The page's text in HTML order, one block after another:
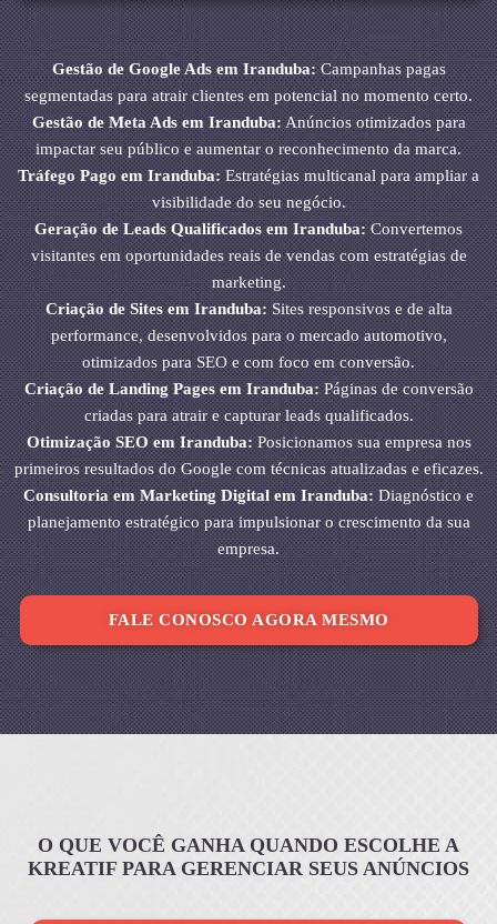
Gestão de Google Ads em Iranduba:Campanhas pagas
segmentadas para atrair clientes em potencial no momento certo.
Gestão de Meta Ads em Iranduba:Anúncios otimizados para
impactar seu público e aumentar o reconhecimento da marca.
Tráfego Pago em Iranduba:Estratégias multicanal para ampliar a
visibilidade do seu negócio.
Geração de Leads Qualificados em Iranduba:Convertemos
visitantes em oportunidades reais de vendas com estratégias de
marketing.
Criação de Sites em Iranduba:Sites responsivos e de alta
performance, desenvolvidos para o mercado automotivo,
otimizados para SEO e com foco em conversão.
Criação de Landing Pages em Iranduba:Páginas de conversão
criadas para atrair e capturar leads qualificados.
Otimização SEO em Iranduba:Posicionamos sua empresa nos
primeiros resultados do Google com técnicas atualizadas e eficazes.
Consultoria em Marketing Digital em Iranduba:Diagnóstico e
planejamento estratégico para impulsionar o crescimento da sua
empresa.
FALE CONOSCO AGORA MESMO
O QUE VOCÊ GANHA QUANDO ESCOLHE A
KREATIF PARA GERENCIAR SEUS ANÚNCIOS